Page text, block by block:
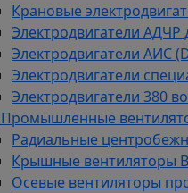
Крановые
Электродвигатели АДЧР
Электродвигатели АИС
Электродвигатели
Электродвигатели 380
Промышленные
Радиальные
Крышные вентиляторы
Осевые вентиляторы